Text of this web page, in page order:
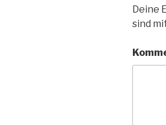
Deine
sind